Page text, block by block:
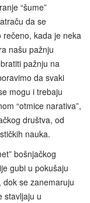
“šume”
da se
rečeno, kada je neka
našu pažnju
pažnju na
da svaki
mogu i trebaju
“otmice narativa”,
društva, od
nauka.
bošnjačkog
gubi u pokušaju
se zanemaruju
stavljaju u